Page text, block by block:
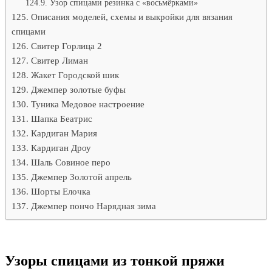
Узор спицами резинка с «восьмёрками»
Описания моделей, схемы и выкройки для вязания
спицами
Свитер Горлица 2
Свитер Лиман
Жакет Городской шик
Джемпер золотые буфы
Туника Медовое настроение
Шапка Беатрис
Кардиган Мария
Кардиган Дроу
Шаль Совиное перо
Джемпер Золотой апрель
Шорты Елочка
Джемпер пончо Нарядная зима
Узоры спицами из тонкой пряжи